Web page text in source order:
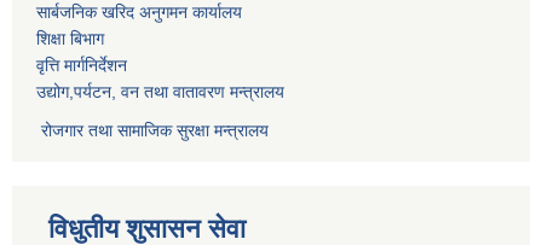
सार्बजनिक खरिद अनुगमन कार्यालय
शिक्षा बिभाग
वृत्ति मार्गनिर्देशन
उद्योग,पर्यटन, वन तथा वातावरण मन्त्रालय
रोजगार तथा सामाजिक सुरक्षा मन्त्रालय
विधुतीय शुसासन सेवा